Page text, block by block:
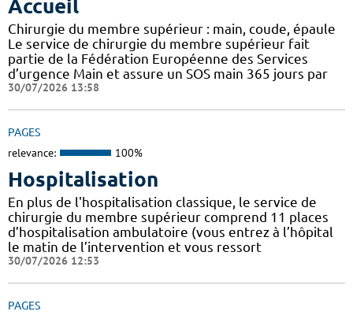
Accueil
Chirurgie du membre supérieur : main, coude, épaule
Le service de chirurgie du membre supérieur fait
partie de la Fédération Européenne des Services
d’urgence Main et assure un SOS main 365 jours par
30/07/2026 13:58
PAGES
relevance: 100%
Hospitalisation
En plus de l'hospitalisation classique, le service de
chirurgie du membre supérieur comprend 11 places
d’hospitalisation ambulatoire (vous entrez à l’hôpital
le matin de l’intervention et vous ressort
30/07/2026 12:53
PAGES